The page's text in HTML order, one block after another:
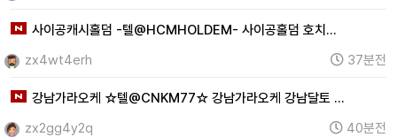
사이공캐시홀덤 -텔@HCMHOLDEM- 사이공홀덤 호치…
zx4wt4erh
37분전
강남가라오케 ☆텔@CNKM77☆ 강남가라오케 강남달토 …
zx2gg4y2q
40분전